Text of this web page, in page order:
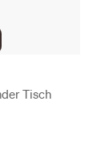
Tisch